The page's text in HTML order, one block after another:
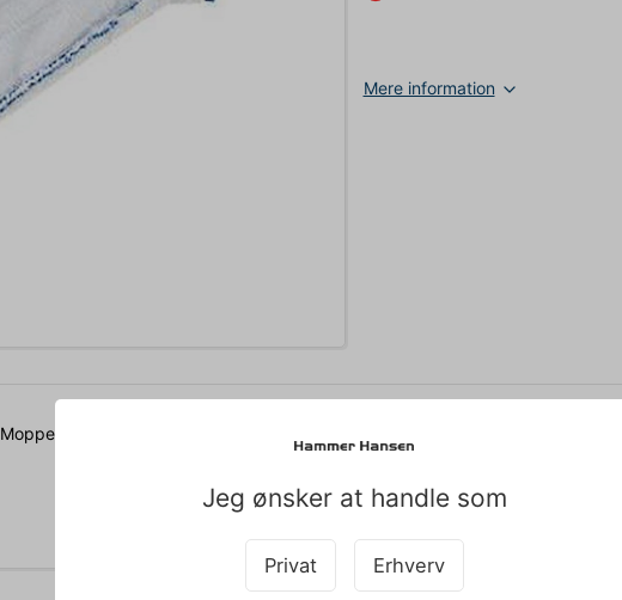
Jeg ønsker at handle som
Privat Erhverv
Mere information
Moppe Max Universal 40 cm Velcro Microfiber